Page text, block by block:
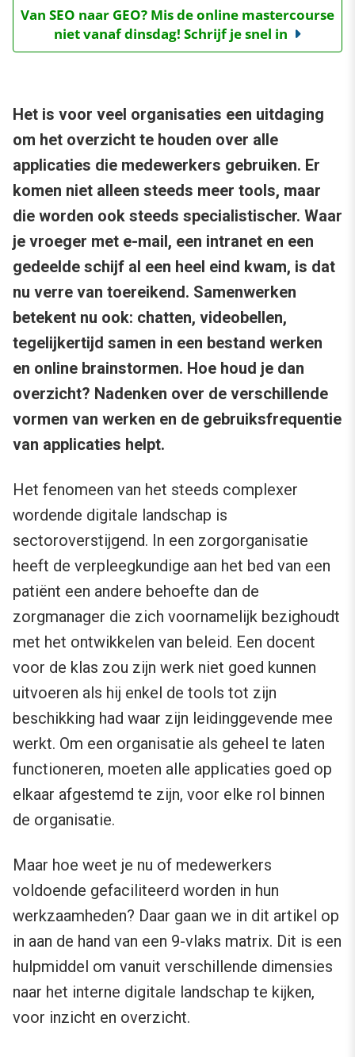
Van SEO naar GEO? Mis de online mastercourse
niet vanaf dinsdag! Schrijf je snel in
Het is voor veel organisaties een uitdaging
om het overzicht te houden over alle
applicaties die medewerkers gebruiken. Er
komen niet alleen steeds meer tools, maar
die worden ook steeds specialistischer. Waar
je vroeger met e-mail, een intranet en een
gedeelde schijf al een heel eind kwam, is dat
nu verre van toereikend. Samenwerken
betekent nu ook: chatten, videobellen,
tegelijkertijd samen in een bestand werken
en online brainstormen. Hoe houd je dan
overzicht? Nadenken over de verschillende
vormen van werken en de gebruiksfrequentie
van applicaties helpt.
Het fenomeen van het steeds complexer
wordende digitale landschap is
sectoroverstijgend. In een zorgorganisatie
heeft de verpleegkundige aan het bed van een
patiënt een andere behoefte dan de
zorgmanager die zich voornamelijk bezighoudt
met het ontwikkelen van beleid. Een docent
voor de klas zou zijn werk niet goed kunnen
uitvoeren als hij enkel de tools tot zijn
beschikking had waar zijn leidinggevende mee
werkt. Om een organisatie als geheel te laten
functioneren, moeten alle applicaties goed op
elkaar afgestemd te zijn, voor elke rol binnen
de organisatie.
Maar hoe weet je nu of medewerkers
voldoende gefaciliteerd worden in hun
werkzaamheden? Daar gaan we in dit artikel op
in aan de hand van een 9-vlaks matrix. Dit is een
hulpmiddel om vanuit verschillende dimensies
naar het interne digitale landschap te kijken,
voor inzicht en overzicht.